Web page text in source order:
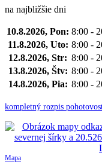
na najbližšie dni
10.8.2026, Pon: 8:00 -
11.8.2026, Uto: 8:00 -
12.8.2026, Str: 8:00 -
13.8.2026, Štv: 8:00 -
14.8.2026, Pia: 8:00 -
kompletný rozpis
Mapa